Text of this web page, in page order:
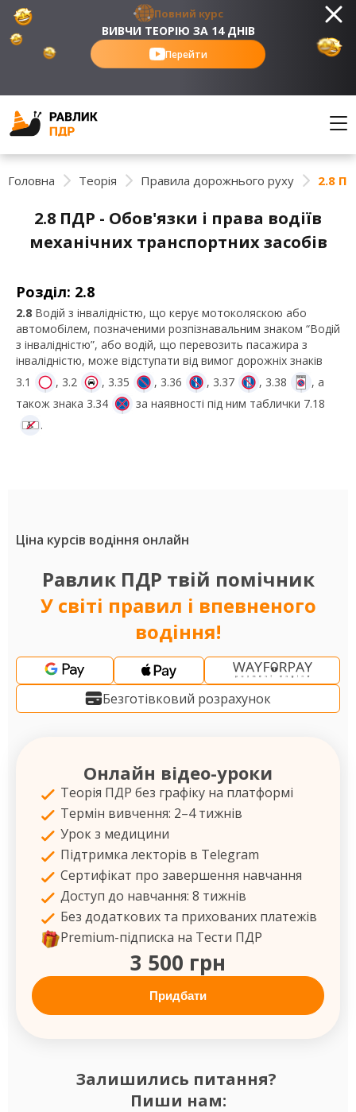
Повний курс
ВИВЧИ ТЕОРІЮ ЗА 14 ДНІВ
Перейти
Головна Теорія Правила дорожнього руху 2.8
2.8 ПДР - Обов'язки і права водіїв
механічних транспортних засобів
Розділ: 2.8
2.8 Водій з інвалідністю, що керує мотоколяскою або
автомобілем, позначеними розпізнавальним знаком “Водій
з інвалідністю”, або водій, що перевозить пасажира з
інвалідністю, може відступати від вимог дорожніх знаків
3.1
, 3.2 , 3.35 , 3.36 , 3.37 , 3.38
, а
також знака 3.34
за наявності під ним таблички 7.18
.
Ціна курсів водіння онлайн
Равлик ПДР твій помічник
У світі правил і впевненого
водіння!
Безготівковий розрахунок
Залишились питання?
Пиши нам:
Онлайн відео-уроки
Теорія ПДР без графіку на платформі
Термін вивчення: 2–4 тижнів
Урок з медицини
Підтримка лекторів в Telegram
Сертифікат про завершення навчання
Доступ до навчання: 8 тижнів
Без додаткових та прихованих платежів
Premium-підписка на Тести ПДР
3 500 грн
Придбати